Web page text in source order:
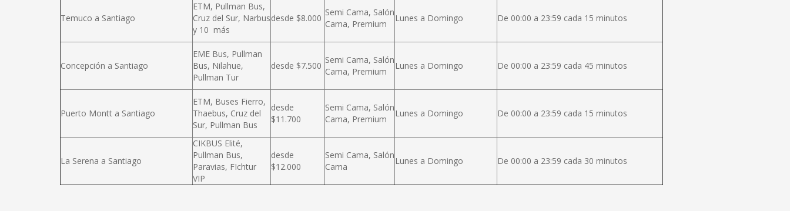
Temuco a Santiago
ETM, Pullman Bus,
Cruz del Sur, Narbus
y 10 más
desde $8.000
Semi Cama, Salón
Cama, Premium
Lunes a Domingo De 00:00 a 23:59 cada 15 minutos
Concepción a Santiago
EME Bus, Pullman
Bus, Nilahue,
Pullman Tur
desde $7.500
Semi Cama, Salón
Cama, Premium
Lunes a Domingo De 00:00 a 23:59 cada 45 minutos
Puerto Montt a Santiago
ETM, Buses Fierro,
Thaebus, Cruz del
Sur, Pullman Bus
desde
$11.700
Semi Cama, Salón
Cama, Premium
Lunes a Domingo De 00:00 a 23:59 cada 15 minutos
La Serena a Santiago
CIKBUS Elité,
Pullman Bus,
Paravias, FIchtur
VIP
desde
$12.000
Semi Cama, Salón
Cama
Lunes a Domingo De 00:00 a 23:59 cada 30 minutos